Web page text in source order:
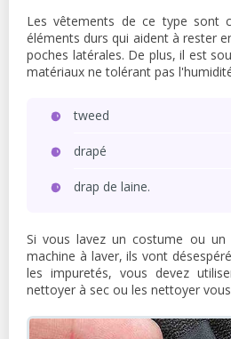
Les vêtements de ce type sont
éléments durs qui aident à rester
poches latérales. De plus, il est
matériaux ne tolérant pas
tweed
drapé
drap de laine.
Si vous lavez un costume ou un
machine à laver, ils vont
les impuretés, vous devez
nettoyer à sec ou les nettoyer